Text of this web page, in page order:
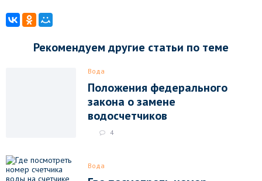
Рекомендуем другие статьи по теме
Вода
Положения федерального
закона о замене
водосчетчиков
4
Вода